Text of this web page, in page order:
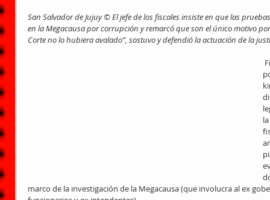
San Salvador de Jujuy © El jefe de los fiscales insiste en que las
en la Megacausa por corrupción y remarcó que son el único motivo
Corte no lo hubiera avalado”, sostuvo y defendió la actuación de la
marco de la investigación de la Megacausa (que involucra al ex